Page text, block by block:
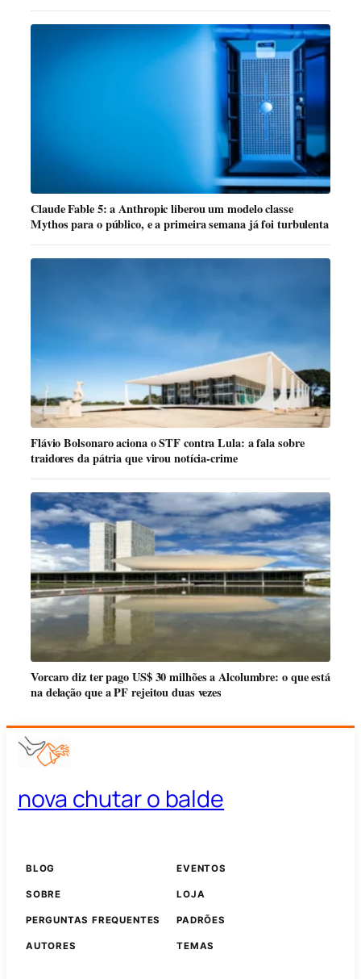
Claude Fable 5: a Anthropic liberou um modelo classe
Mythos para o público, e a primeira semana já foi turbulenta
Flávio Bolsonaro aciona o STF contra Lula: a fala sobre
traidores da pátria que virou notícia-crime
Vorcaro diz ter pago US$ 30 milhões a Alcolumbre: o que está
na delação que a PF rejeitou duas vezes
nova chutar o balde
BLOG
SOBRE
PERGUNTAS FREQUENTES
AUTORES
EVENTOS
LOJA
PADRÕES
TEMAS